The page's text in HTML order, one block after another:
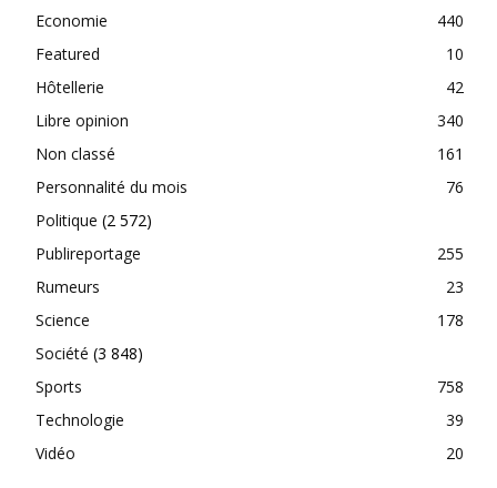
Economie
440
Featured
10
Hôtellerie
42
Libre opinion
340
Non classé
161
Personnalité du mois
76
Politique (2 572)
Publireportage
255
Rumeurs
23
Science
178
Société (3 848)
Sports
758
Technologie
39
Vidéo
20